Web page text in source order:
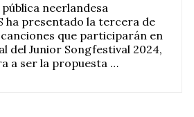
neerlandesa
ha presentado la tercera de
que participarán en
del Junior Songfestival 2024,
a ser la propuesta …